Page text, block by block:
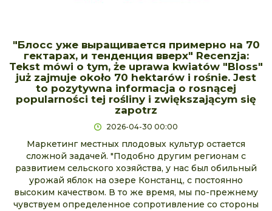
"Блосс уже выращивается примерно на 70
гектарах, и тенденция вверх" Recenzja:
Tekst mówi o tym, że uprawa kwiatów "Bloss"
już zajmuje około 70 hektarów i rośnie. Jest
to pozytywna informacja o rosnącej
popularności tej rośliny i zwiększającym się
zapotrz
2026-04-30 00:00
Маркетинг местных плодовых культур остается
сложной задачей. "Подобно другим регионам с
развитием сельского хозяйства, у нас был обильный
урожай яблок на озере Констанц, с постоянно
высоким качеством. В то же время, мы по-прежнему
чувствуем определенное сопротивление со стороны